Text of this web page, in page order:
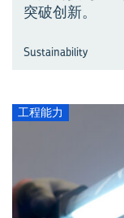
突破创新。
Sustainability
工程能力